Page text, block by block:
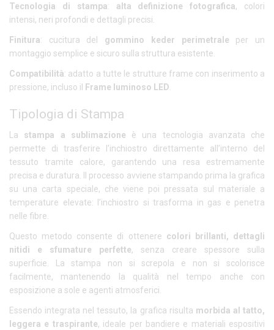
Tecnologia di stampa: alta definizione fotografica, colori
intensi, neri profondi e dettagli precisi.
Finitura: cucitura del gommino keder perimetrale per un
montaggio semplice e sicuro sulla struttura esistente.
Compatibilità: adatto a tutte le strutture frame con inserimento a
pressione, incluso il
Frame luminoso LED
Tipologia di Stampa
La stampa a sublimazione è una tecnologia avanzata che
permette di trasferire l’inchiostro direttamente all’interno del
tessuto tramite calore, garantendo una resa estremamente
precisa e duratura. Il processo avviene stampando prima la grafica
su una carta speciale, che viene poi pressata sul materiale a
temperature elevate: l’inchiostro si trasforma in gas e penetra
nelle fibre.
Questo metodo consente di ottenere colori brillanti, dettagli
nitidi e sfumature perfette, senza creare spessore sulla
superficie. La stampa non si screpola e non si scolorisce
facilmente, mantenendo la qualità nel tempo anche con
esposizione a sole e agenti atmosferici.
Essendo integrata nel tessuto, la grafica risulta morbida al tatto,
leggera e traspirante, ideale per bandiere e materiali espositivi